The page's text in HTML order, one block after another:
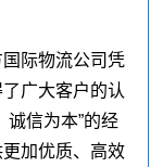
际物流公司凭
广大客户的认
诚信为本”的经
加优质、高效